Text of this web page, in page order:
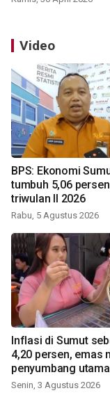
Video
BPS: Ekonomi
tumbuh 5,06
triwulan II 2026
Rabu, 5 Agustus 2026
Inflasi di Sumut
4,20 persen, emas
penyumbang utama
Senin, 3 Agustus 2026